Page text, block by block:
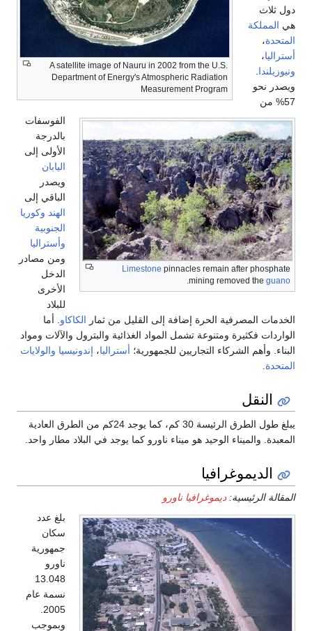
A satellite image of Nauru in 2002
Department of Energy's
Limestone
الفوسفات
بالدرجة
الأولى إلى
اليابان
ويصدر
الباقي إلى
الهند وكوريا
الجنوبية
وأستراليا
ومن مصادر
الدخل
الأخرى
إلى القليل من ثمارالكاكاو. أما
المواد الغذائية والبترول والآلات ومواد
للجمهورية؛أستراليا، إندونيسيا والولايات
يبلغ طول الطرق الرئيسة 30 كم، كما يوجد 24كم من الطرق العادية
ناورو كما يوجد في البلاد مطار واحد.
ناورو
بلغ عدد
سكان
جمهورية
ناورو
13.048
نسمة عام
2005.
وبموجب